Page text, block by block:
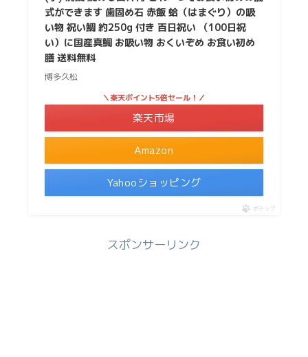
式ができます 歯固め石 赤飯 蛤（はまぐり）の吸
い物 祝い鯛 約250g 付き 百日祝い （100日祝
い）に国産真鯛 お吸い物 おくいぞめ お食い初め
膳 送料無料
博多久松
Amazon
＼楽天ポイント5倍セール！／
楽天市場
Yahooショッピング
ポチップ
スポンサーリンク